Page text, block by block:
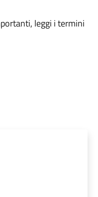
leggi i termini